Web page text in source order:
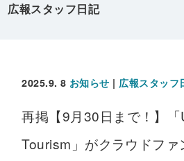
広報スタッフ日記
2025.9. 8 お知らせ | 広報スタッフ
再掲【9月30日まで！】
Tourism」がクラウドフ